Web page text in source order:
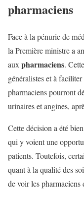
pharmaciens
Face à la pénurie de
la Première ministre a
aux pharmaciens.
généralistes et à
pharmaciens pourront
urinaires et angines,
Cette décision a été
qui y voient une
patients. Toutefois,
quant à la qualité des
de voir les pharmaciens